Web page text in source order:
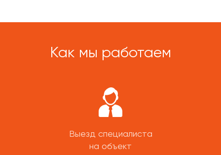
Как мы работаем
Выезд специалиста
на объект